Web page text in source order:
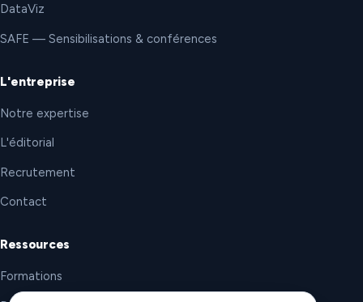
DataViz
SAFE — Sensibilisations & conférences
L'entreprise
Notre expertise
L'éditorial
Recrutement
Contact
Ressources
Formations